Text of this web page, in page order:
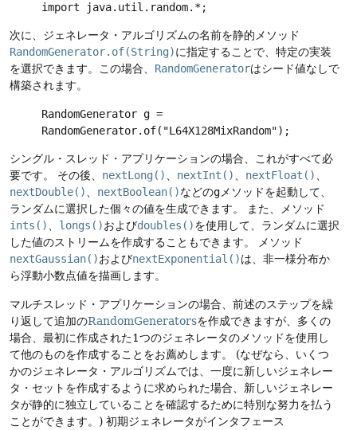
import java.util.random.*;
次に、ジェネレータ・アルゴリズムの名前を静的メソッド
RandomGenerator.of(String)に指定することで、特定の実装
を選択できます。この場合、 RandomGeneratorはシード値なしで
構築されます。
RandomGenerator g =
RandomGenerator.of("L64X128MixRandom");
シングル・スレッド・アプリケーションの場合、これがすべて必
要です。
その後、 nextLong()、 nextInt()、 nextFloat()、
nextDouble()、 nextBoolean()などのgメソッドを起動して、
ランダムに選択した個々の値を生成できます。
また、メソッド
ints()、 longs()およびdoubles()を使用して、ランダムに選択
した値のストリームを作成することもできます。
メソッド
nextGaussian()およびnextExponential()は、非一様分布か
ら浮動小数点値を描画します。
マルチスレッド・アプリケーションの場合、前述のステップを繰
り返して追加のRandomGeneratorsを作成できますが、多くの
場合、最初に作成された1つのジェネレータのメソッドを使用し
て他のものを作成することをお薦めします。
(なぜなら、いくつ
かのジェネレータ・アルゴリズムでは、一度に新しいジェネレー
タ・セットを作成するように求められた場合、新しいジェネレー
タが静的に独立していることを確認するために特別な努力を払う
ことができます。) 初期ジェネレータがインタフェース